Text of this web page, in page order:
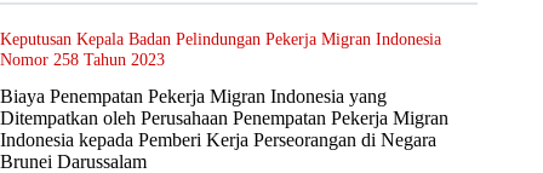
Keputusan Kepala Badan Pelindungan Pekerja Migran Indonesia
Nomor 258 Tahun 2023
Biaya Penempatan Pekerja Migran Indonesia yang
Ditempatkan oleh Perusahaan Penempatan Pekerja Migran
Indonesia kepada Pemberi Kerja Perseorangan di Negara
Brunei Darussalam